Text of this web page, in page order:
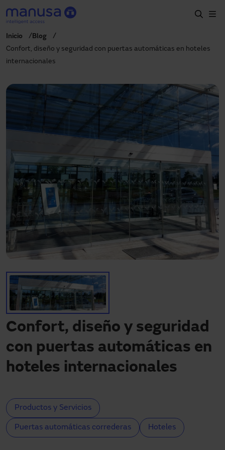
Skip to main content
Productos y sectores
Servicios
Sobre nosotros
ES-LATAM
+34 935 915 700
manusa@manusa.com
Contacto
Inicio
Blog
Confort, diseño y seguridad con puertas automáticas en hoteles
internacionales
Confort, diseño y seguridad
con puertas automáticas en
hoteles internacionales
Productos y Servicios
Puertas automáticas correderas Hoteles